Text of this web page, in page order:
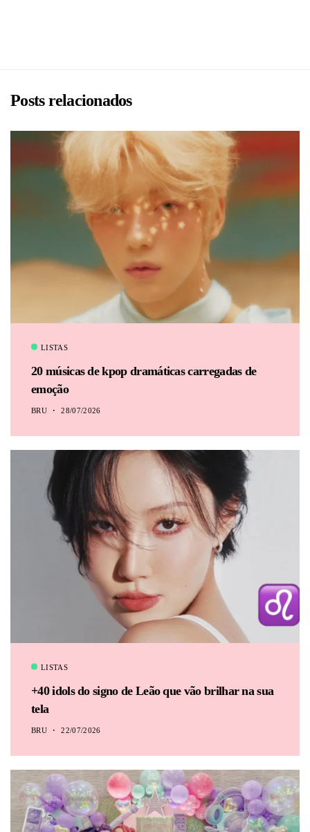
BRU
Posts relacionados
LISTAS
20 músicas de kpop dramáticas carregadas de
emoção
BRU 28/07/2026
LISTAS
+40 idols do signo de Leão que vão brilhar na sua
tela
BRU 22/07/2026